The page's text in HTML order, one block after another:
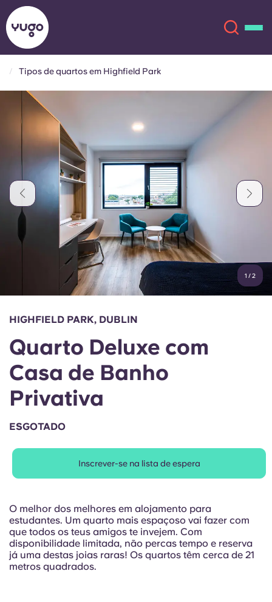
Sobre
Localizações
Mais
Conta Língua
English (GB)
Chinese
Español
Deutsch
Italian
French
Portuguese
Selecione um país
Iniciar sessão
Reservar agora
Chinese Español
Català Deutsch
Italian French
Portuguese
Tipos de quartos em Highfield Park
1 /2
HIGHFIELD PARK, DUBLIN
Quarto Deluxe com
Casa de Banho
Privativa
ESGOTADO
Inscrever-se na lista de espera
O melhor dos melhores em alojamento para
estudantes. Um quarto mais espaçoso vai fazer com
que todos os teus amigos te invejem. Com
disponibilidade limitada, não percas tempo e reserva
já uma destas joias raras! Os quartos têm cerca de 21
metros quadrados.